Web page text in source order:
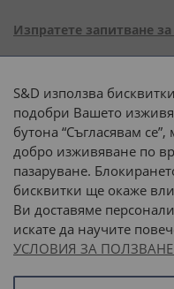
Изпратете запитване
S&D използва
подобри Вашето
бутона “Съгласявам
добро изживяване по
пазаруване.
бисквитки ще окаже
Ви доставяме
искате да научите
УСЛОВИЯ ЗА